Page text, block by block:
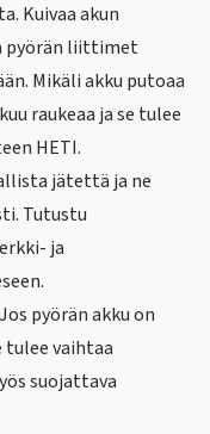
Kuivaa akun
pyörän liittimet
Mikäli akku putoaa
raukeaa ja se tulee
HETI.
jätettä ja ne
Tutustu
ja
Jos pyörän akku on
tulee vaihtaa
suojattava